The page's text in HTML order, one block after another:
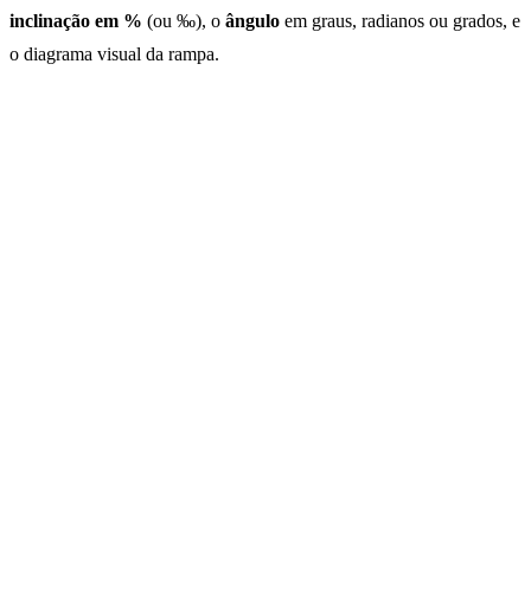
inclinação em % (ou ‰), o ângulo em graus, radianos ou grados, e
o diagrama visual da rampa.